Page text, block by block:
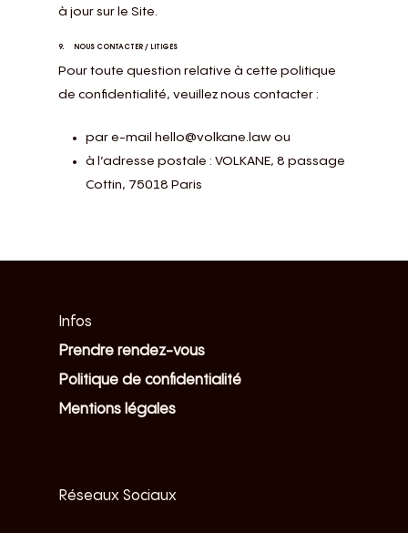
à jour sur le Site.
9. NOUS CONTACTER / LITIGES
Pour toute question relative à cette politique
de confidentialité, veuillez nous contacter :
par e-mail hello@volkane.law ou
à l’adresse postale : VOLKANE, 8 passage
Cottin, 75018 Paris
Infos
Prendre rendez-vous
Politique de confidentialité
Mentions légales
Réseaux Sociaux